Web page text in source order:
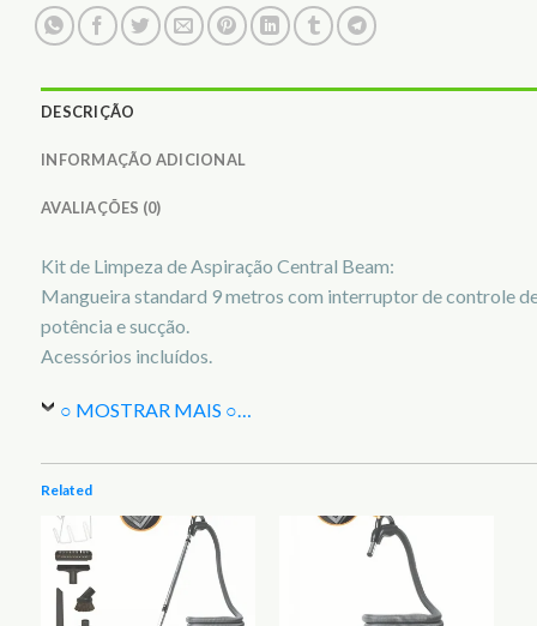
DESCRIÇÃO
INFORMAÇÃO ADICIONAL
AVALIAÇÕES (0)
Kit de Limpeza de Aspiração Central Beam:
Mangueira standard 9 metros com interruptor de controle
potência e sucção.
Acessórios incluídos.
○ MOSTRAR MAIS ○…
Related